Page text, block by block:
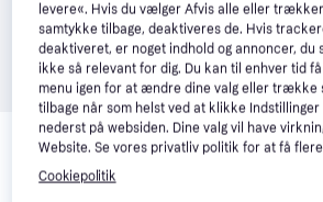
Relaterede produkter
interesser. Vis alle
levere«. Hvis du vælger Afvis alle eller
samtykke tilbage, deaktiveres de. Hvis
deaktiveret, er noget indhold og annoncer, du
ikke så relevant for dig. Du kan til enhver tid
menu igen for at ændre dine valg eller trække
tilbage når som helst ved at klikke
nederst på websiden. Dine valg vil have
Website. Se vores privatliv politik for at få
Cookiepolitik